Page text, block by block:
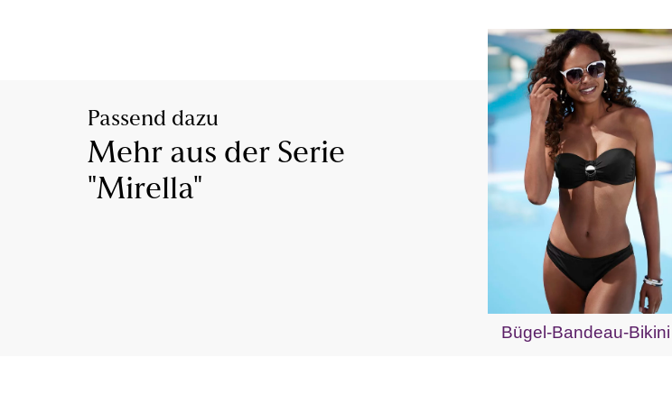
Passend dazu
Mehr aus der Serie
"Mirella"
Bügel-Bandeau-Bikini